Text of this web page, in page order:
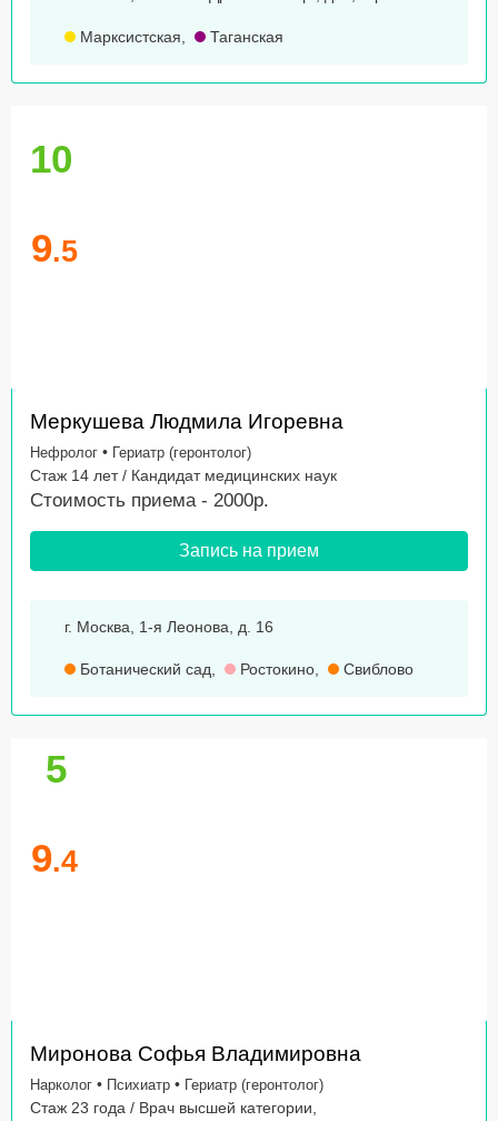
Марксистская, Таганская
10
9.5
Меркушева Людмила Игоревна
Нефролог • Гериатр (геронтолог)
Стаж 14 лет / Кандидат медицинских наук
Стоимость приема - 2000р.
Запись на прием
г. Москва, 1-я Леонова, д. 16
Ботанический сад, Ростокино, Свиблово
5
9.4
Миронова Софья Владимировна
Нарколог • Психиатр • Гериатр (геронтолог)
Стаж 23 года / Врач высшей категории,